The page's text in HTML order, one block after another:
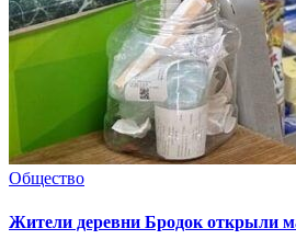
Общество
Жители деревни Бродок открыли